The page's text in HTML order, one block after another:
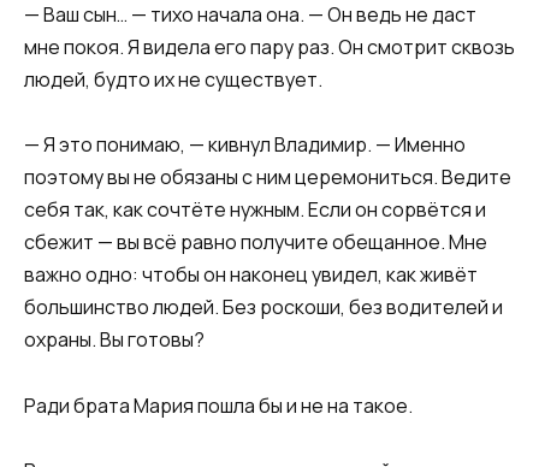
— Ваш сын… — тихо начала она. — Он ведь не даст
мне покоя. Я видела его пару раз. Он смотрит сквозь
людей, будто их не существует.
— Я это понимаю, — кивнул Владимир. — Именно
поэтому вы не обязаны с ним церемониться. Ведите
себя так, как сочтёте нужным. Если он сорвётся и
сбежит — вы всё равно получите обещанное. Мне
важно одно: чтобы он наконец увидел, как живёт
большинство людей. Без роскоши, без водителей и
охраны. Вы готовы?
Ради брата Мария пошла бы и не на такое.